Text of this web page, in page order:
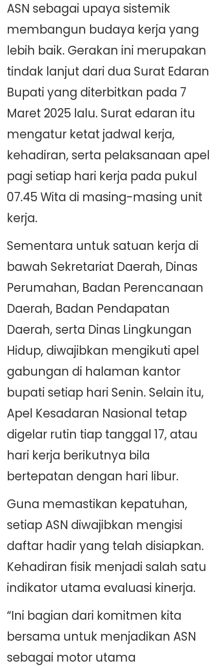
ASN sebagai upaya sistemik
membangun budaya kerja yang
lebih baik. Gerakan ini merupakan
tindak lanjut dari dua Surat Edaran
Bupati yang diterbitkan pada 7
Maret 2025 lalu. Surat edaran itu
mengatur ketat jadwal kerja,
kehadiran, serta pelaksanaan apel
pagi setiap hari kerja pada pukul
07.45 Wita di masing-masing unit
kerja.
Sementara untuk satuan kerja di
bawah Sekretariat Daerah, Dinas
Perumahan, Badan Perencanaan
Daerah, Badan Pendapatan
Daerah, serta Dinas Lingkungan
Hidup, diwajibkan mengikuti apel
gabungan di halaman kantor
bupati setiap hari Senin. Selain itu,
Apel Kesadaran Nasional tetap
digelar rutin tiap tanggal 17, atau
hari kerja berikutnya bila
bertepatan dengan hari libur.
Guna memastikan kepatuhan,
setiap ASN diwajibkan mengisi
daftar hadir yang telah disiapkan.
Kehadiran fisik menjadi salah satu
indikator utama evaluasi kinerja.
“Ini bagian dari komitmen kita
bersama untuk menjadikan ASN
sebagai motor utama